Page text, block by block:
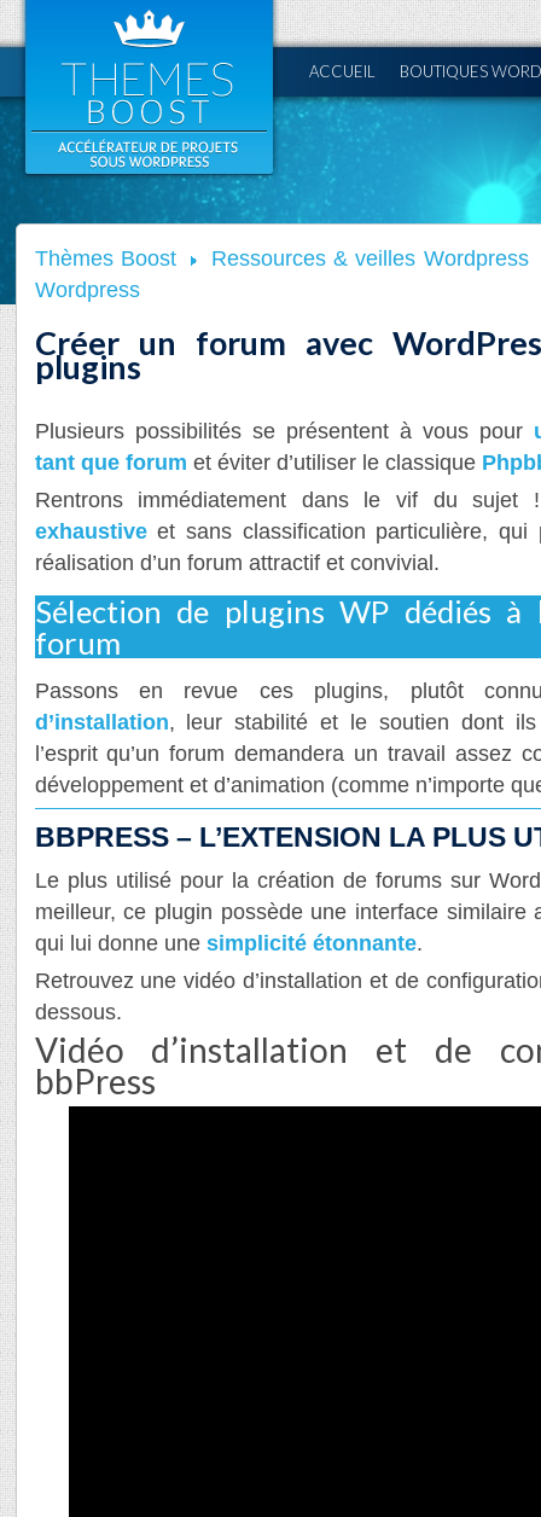
ACCUEIL BOUTIQUES
Thèmes Boost
Ressources & veilles Wordpress
Wordpress
Créer un forum avec
plugins
Plusieurs possibilités se présentent à vous pour
tant que forum et éviter d’utiliser le classique
Rentrons immédiatement dans le vif du
exhaustiveet sans classification particulière, qui
réalisation d’un forum attractif et convivial.
Sélection de plugins WP dédiés à
forum
Passons en revue ces plugins, plutôt
d’installation, leur stabilité et le soutien dont ils
l’esprit qu’un forum demandera un travail assez
développement et d’animation (comme n’importe
BBPRESS – L’EXTENSION LA PLUS
Le plus utilisé pour la création de forums sur
meilleur, ce plugin possède une interface similaire
qui lui donne une simplicité étonnante.
Retrouvez une vidéo d’installation et de
dessous.
Vidéo d’installation et de
bbPress